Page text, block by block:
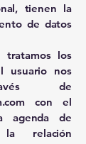
tienen la
de datos
tratamos los
usuario nos
de
con el
agenda de
la relación